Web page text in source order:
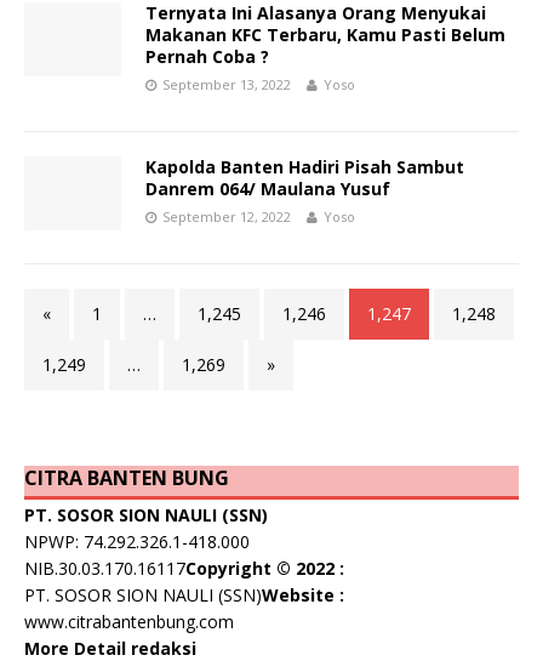
Ternyata Ini Alasanya Orang Menyukai
Makanan KFC Terbaru, Kamu Pasti Belum
Pernah Coba ?
September 13, 2022 Yoso
Kapolda Banten Hadiri Pisah Sambut
Danrem 064/ Maulana Yusuf
September 12, 2022 Yoso
« 1 … 1,245 1,246 1,247 1,248
1,249 … 1,269 »
CITRA BANTEN BUNG
PT. SOSOR SION NAULI (SSN)
NPWP: 74.292.326.1-418.000
NIB.30.03.170.16117Copyright © 2022 :
PT. SOSOR SION NAULI (SSN)Website :
www.citrabantenbung.com
More Detail redaksi